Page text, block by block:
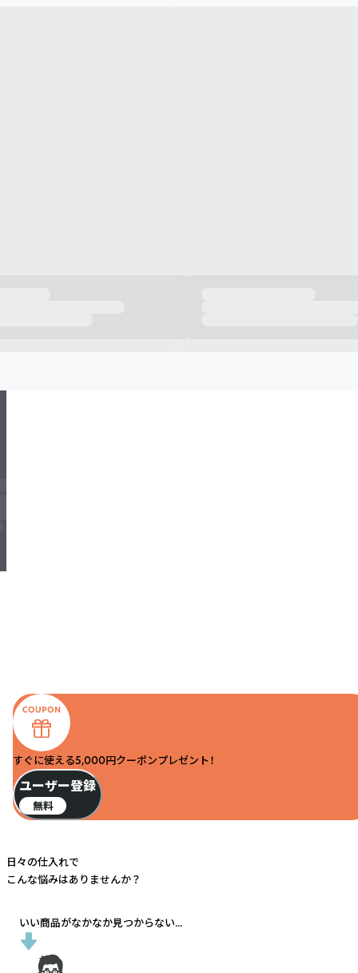
すぐに使える5,000円クーポンプレゼント！
ユーザー登録
無料
日々の仕入れで
こんな悩みはありませんか？
いい商品がなかなか見つからない...